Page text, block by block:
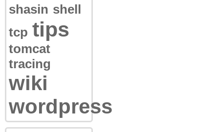
shasin shell
tcp tips
tomcat
tracing
wiki
wordpress